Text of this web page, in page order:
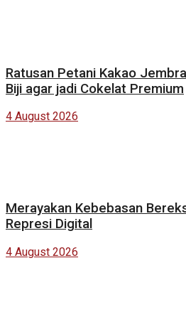
Ratusan Petani Kakao
Biji agar jadi Cokelat Premium
4 August 2026
Merayakan Kebebasan
Represi Digital
4 August 2026